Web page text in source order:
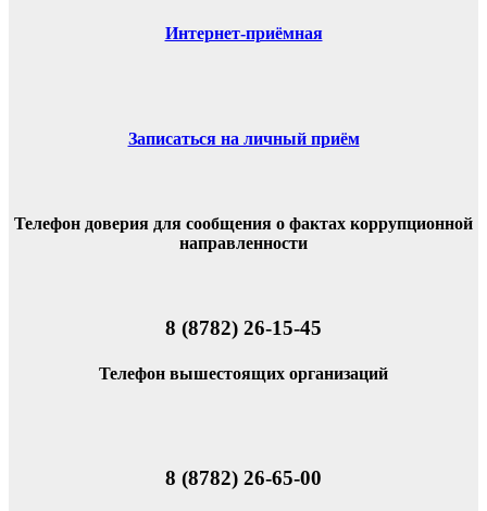
Интернет-приёмная
Записаться на личный приём
Телефон доверия для сообщения о фактах коррупционной
направленности
8 (8782) 26-15-45
Телефон вышестоящих организаций
8 (8782) 26-65-00